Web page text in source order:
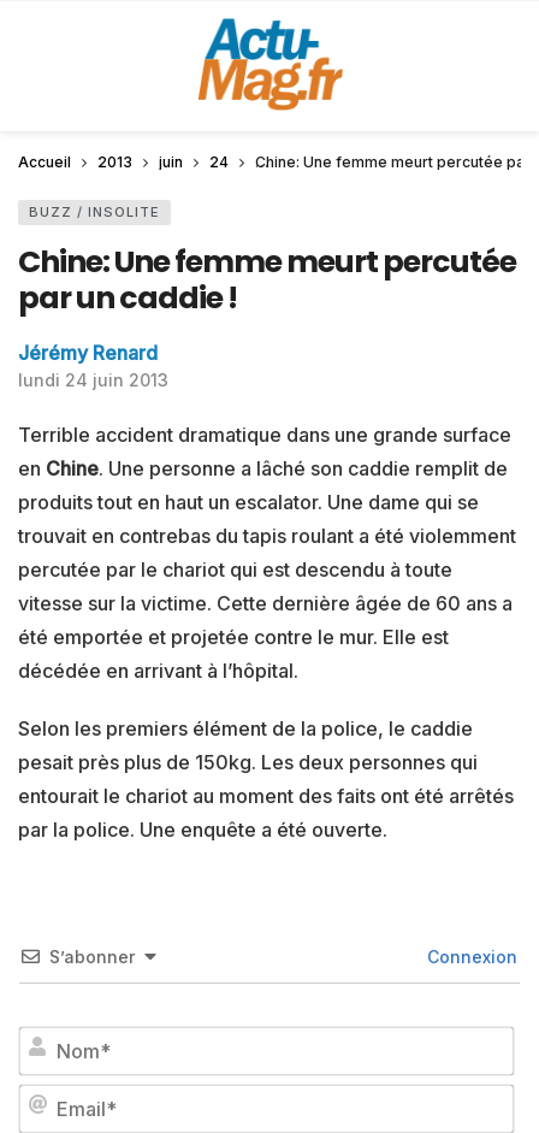
Accueil 2013 juin 24 Chine: Une femme meurt percutée par
BUZZ / INSOLITE
Chine: Une femme meurt percutée
par un caddie !
Jérémy Renard
lundi 24 juin 2013
Terrible accident dramatique dans une grande surface
en Chine. Une personne a lâché son caddie remplit de
produits tout en haut un escalator. Une dame qui se
trouvait en contrebas du tapis roulant a été violemment
percutée par le chariot qui est descendu à toute
vitesse sur la victime. Cette dernière âgée de 60 ans a
été emportée et projetée contre le mur. Elle est
décédée en arrivant à l’hôpital.
Selon les premiers élément de la police, le caddie
pesait près plus de 150kg. Les deux personnes qui
entourait le chariot au moment des faits ont été arrêtés
par la police. Une enquête a été ouverte.
S’abonner Connexion